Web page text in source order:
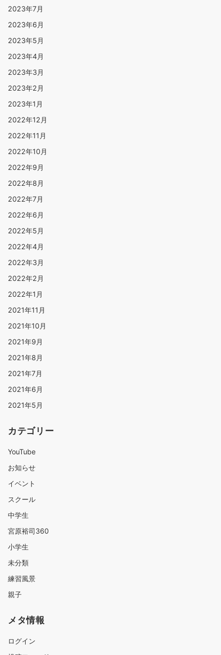
2023年7月
2023年6月
2023年5月
2023年4月
2023年3月
2023年2月
2023年1月
2022年12月
2022年11月
2022年10月
2022年9月
2022年8月
2022年7月
2022年6月
2022年5月
2022年4月
2022年3月
2022年2月
2022年1月
2021年11月
2021年10月
2021年9月
2021年8月
2021年7月
2021年6月
2021年5月
カテゴリー
YouTube
お知らせ
イベント
スクール
中学生
宮原裕司360
小学生
未分類
練習風景
親子
メタ情報
ログイン